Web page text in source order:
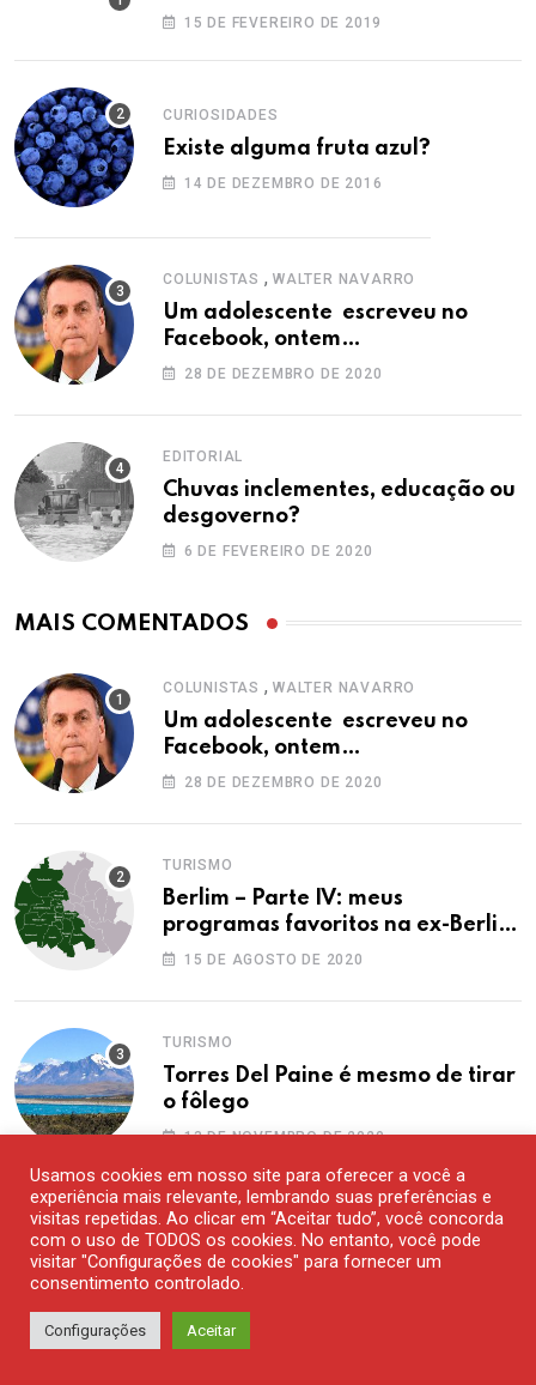
15 DE FEVEREIRO DE 2019
CURIOSIDADES
Existe alguma fruta azul?
14 DE DEZEMBRO DE 2016
COLUNISTAS , WALTER NAVARRO
Um adolescente escreveu no
Facebook, ontem…
28 DE DEZEMBRO DE 2020
EDITORIAL
Chuvas inclementes, educação ou
desgoverno?
6 DE FEVEREIRO DE 2020
MAIS COMENTADOS
COLUNISTAS , WALTER NAVARRO
Um adolescente escreveu no
Facebook, ontem…
28 DE DEZEMBRO DE 2020
TURISMO
Berlim – Parte IV: meus
programas favoritos na ex-Berlim
Ocidental
15 DE AGOSTO DE 2020
TURISMO
Torres Del Paine é mesmo de tirar
o fôlego
13 DE NOVEMBRO DE 2020
UNCATEGORIZED
Era um vez uma família de bem. E
de muitos bens
25 DE JANEIRO DE 2019
Usamos cookies em nosso site para oferecer a você a
experiência mais relevante, lembrando suas preferências e
visitas repetidas. Ao clicar em “Aceitar tudo”, você concorda
com o uso de TODOS os cookies. No entanto, você pode
visitar "Configurações de cookies" para fornecer um
consentimento controlado.
Configurações Aceitar